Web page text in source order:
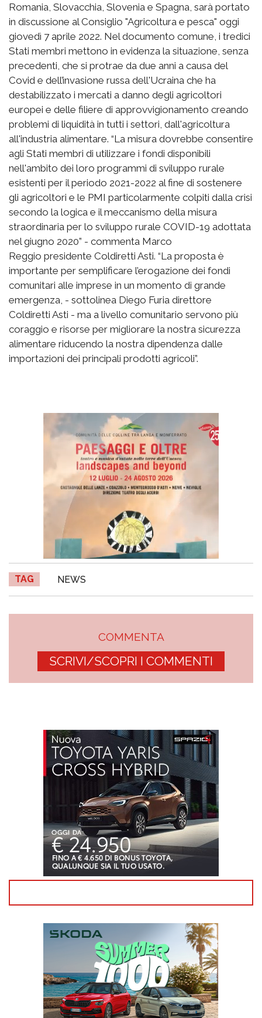
Romania, Slovacchia, Slovenia e Spagna, sarà portato
in discussione al Consiglio "Agricoltura e pesca" oggi
giovedì 7 aprile 2022. Nel documento comune, i tredici
Stati membri mettono in evidenza la situazione, senza
precedenti, che si protrae da due anni a causa del
Covid e dell’invasione russa dell'Ucraina che ha
destabilizzato i mercati a danno degli agricoltori
europei e delle filiere di approvvigionamento creando
problemi di liquidità in tutti i settori, dall'agricoltura
all'industria alimentare. “La misura dovrebbe consentire
agli Stati membri di utilizzare i fondi disponibili
nell'ambito dei loro programmi di sviluppo rurale
esistenti per il periodo 2021-2022 al fine di sostenere
gli agricoltori e le PMI particolarmente colpiti dalla crisi
secondo la logica e il meccanismo della misura
straordinaria per lo sviluppo rurale COVID-19 adottata
nel giugno 2020” - commenta Marco
Reggio presidente Coldiretti Asti. “La proposta è
importante per semplificare l’erogazione dei fondi
comunitari alle imprese in un momento di grande
emergenza, - sottolinea Diego Furia direttore
Coldiretti Asti - ma a livello comunitario servono più
coraggio e risorse per migliorare la nostra sicurezza
alimentare riducendo la nostra dipendenza dalle
importazioni dei principali prodotti agricoli”.
TAG NEWS
COMMENTA
SCRIVI/SCOPRI I COMMENTI